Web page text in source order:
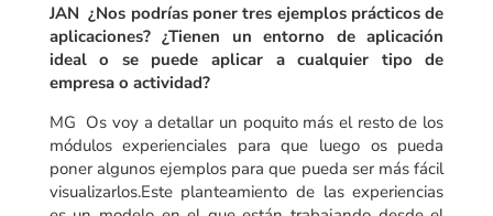
JAN ¿Nos podrías poner tres ejemplos prácticos de
aplicaciones? ¿Tienen un entorno de aplicación
ideal o se puede aplicar a cualquier tipo de
empresa o actividad?
MG Os voy a detallar un poquito más el resto de los
módulos experienciales para que luego os pueda
poner algunos ejemplos para que pueda ser más fácil
visualizarlos.Este planteamiento de las experiencias